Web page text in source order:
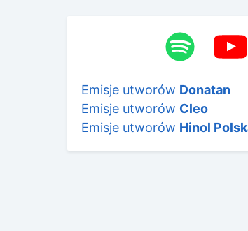
Emisje utworów Donatan
Emisje utworów Cleo
Emisje utworów Hinol